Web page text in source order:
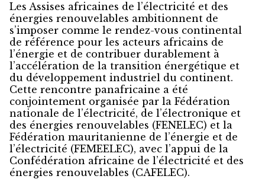
Les Assises africaines de l’électricité et des
énergies renouvelables ambitionnent de
s’imposer comme le rendez-vous continental
de référence pour les acteurs africains de
l’énergie et de contribuer durablement à
l’accélération de la transition énergétique et
du développement industriel du continent.
Cette rencontre panafricaine a été
conjointement organisée par la Fédération
nationale de l’électricité, de l’électronique et
des énergies renouvelables (FENELEC) et la
Fédération mauritanienne de l’énergie et de
l’électricité (FEMEELEC), avec l’appui de la
Confédération africaine de l’électricité et des
énergies renouvelables (CAFELEC).